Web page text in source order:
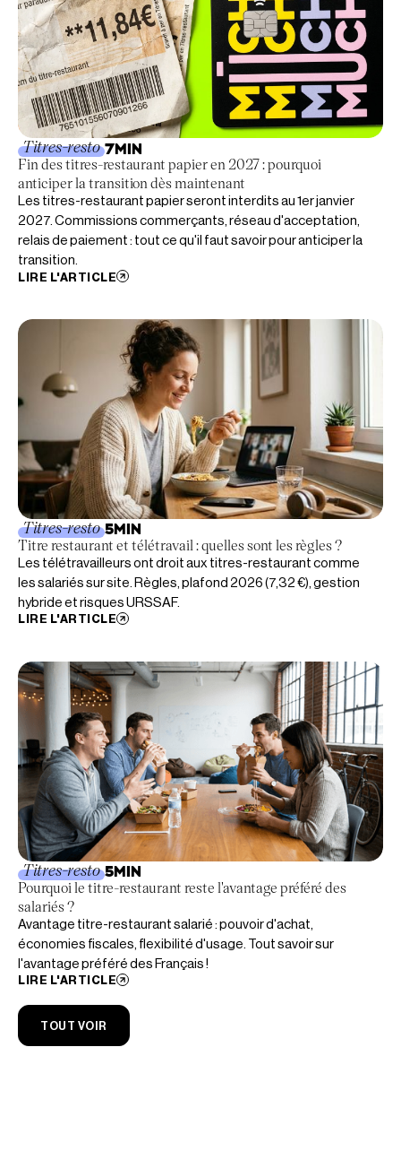
Titres-resto 7MIN
Fin des titres-restaurant papier en 2027 : pourquoi
anticiper la transition dès maintenant
Les titres-restaurant papier seront interdits au 1er janvier
2027. Commissions commerçants, réseau d'acceptation,
relais de paiement : tout ce qu'il faut savoir pour anticiper la
transition.
LIRE L'ARTICLE
Titres-resto 5MIN
Titre restaurant et télétravail : quelles sont les règles ?
Les télétravailleurs ont droit aux titres-restaurant comme
les salariés sur site. Règles, plafond 2026 (7,32 €), gestion
hybride et risques URSSAF.
LIRE L'ARTICLE
Titres-resto 5MIN
Pourquoi le titre-restaurant reste l'avantage préféré des
salariés ?
Avantage titre-restaurant salarié : pouvoir d'achat,
économies fiscales, flexibilité d'usage. Tout savoir sur
l'avantage préféré des Français !
LIRE L'ARTICLE
TOUT VOIR